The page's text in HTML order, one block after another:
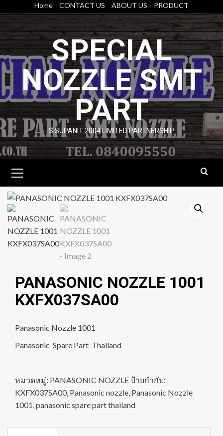
content
Home CONTACT US ABOUT US PRODUCT
SPECIAL
NOZZLE SMT
PART
S.SUPANIT 2004 LIMITED PARTNERSHIP
Menu
PANASONIC NOZZLE 1001
KXFX037SA00
Panasonic Nozzle 1001
Panasonic Spare Part Thailand
หมวดหมู่: PANASONIC NOZZLEป้ายกำกับ:
KXFX037SA00, Panasonic nozzle, Panasonic Nozzle
1001,panasonic spare part thailand